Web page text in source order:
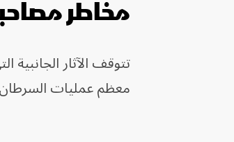
مخاطر
تتوقف الآثار
معظم عمليات السرطان